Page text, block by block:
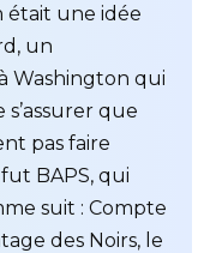
était une idée
un
Washington qui
que
pas faire
BAPS, qui
suit : Compte
des Noirs, le